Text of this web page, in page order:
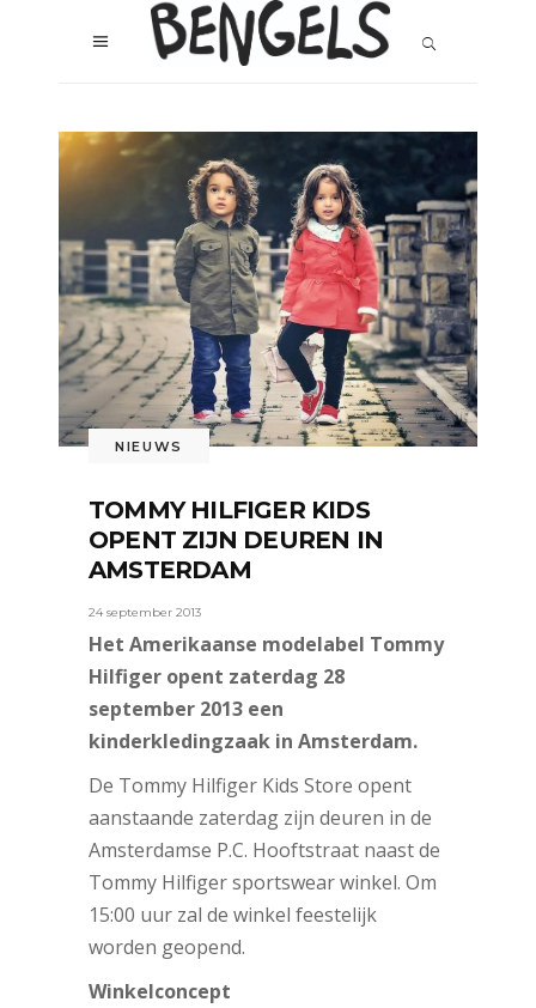
NIEUWS
TOMMY HILFIGER KIDS
OPENT ZIJN DEUREN IN
AMSTERDAM
24 september 2013
Het Amerikaanse modelabel Tommy
Hilfiger opent zaterdag 28
september 2013 een
kinderkledingzaak in Amsterdam.
De Tommy Hilfiger Kids Store opent
aanstaande zaterdag zijn deuren in de
Amsterdamse P.C. Hooftstraat naast de
Tommy Hilfiger sportswear winkel. Om
15:00 uur zal de winkel feestelijk
worden geopend.
Winkelconcept